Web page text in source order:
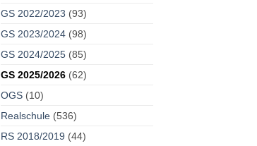
GS 2022/2023 (93)
GS 2023/2024(98)
GS 2024/2025(85)
GS 2025/2026(62)
OGS(10)
Realschule(536)
RS 2018/2019 (44)